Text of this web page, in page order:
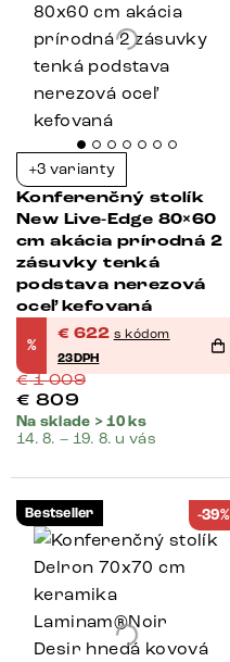
+3 varianty
Konferenčný stolík
New Live-Edge 80×60
cm akácia prírodná 2
zásuvky tenká
podstava nerezová
oceľ kefovaná
%
€ 622 s kódom
23DPH
€1 009
€ 809
Na sklade > 10 ks
14. 8. – 19. 8. u vás
Bestseller -39%